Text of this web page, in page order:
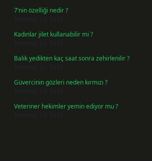
7’nin özelliği nedir ?
Temmuz 24, 2026
Kadınlar jilet kullanabilir mi ?
Temmuz 23, 2026
Balık yedikten kaç saat sonra zehirlenilir ?
Temmuz 21, 2026
Güvercinin gözleri neden kırmızı ?
Temmuz 17, 2026
Veteriner hekimler yemin ediyor mu ?
Temmuz 14, 2026